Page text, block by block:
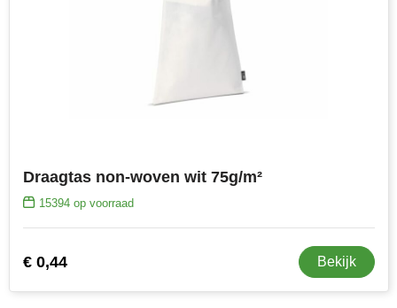
Draagtas non-woven wit 75g/m²
15394op voorraad
€ 0,44 Bekijk